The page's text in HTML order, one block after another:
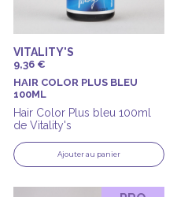
VITALITY'S
9,36 €
HAIR COLOR PLUS BLEU
100ML
Hair Color Plus bleu 100ml
de Vitality's
Ajouter au panier